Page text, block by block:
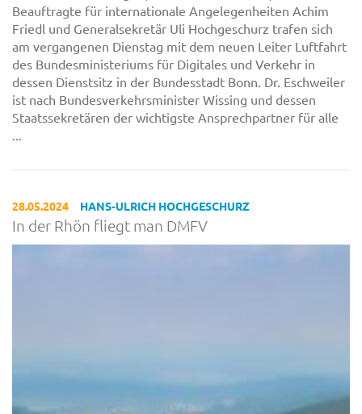
Beauftragte für internationale Angelegenheiten Achim
Friedl und Generalsekretär Uli Hochgeschurz trafen sich
am vergangenen Dienstag mit dem neuen Leiter Luftfahrt
des Bundesministeriums für Digitales und Verkehr in
dessen Dienstsitz in der Bundesstadt Bonn. Dr. Eschweiler
ist nach Bundesverkehrsminister Wissing und dessen
Staatssekretären der wichtigste Ansprechpartner für alle
28.05.2024 HANS-ULRICH HOCHGESCHURZ
In der Rhön fliegt man DMFV